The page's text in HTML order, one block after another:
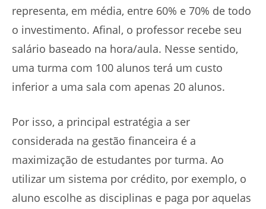
representa, em média, entre 60% e 70% de todo
o investimento. Afinal, o professor recebe seu
salário baseado na hora/aula. Nesse sentido,
uma turma com 100 alunos terá um custo
inferior a uma sala com apenas 20 alunos.
Por isso, a principal estratégia a ser
considerada na gestão financeira é a
maximização de estudantes por turma. Ao
utilizar um sistema por crédito, por exemplo, o
aluno escolhe as disciplinas e paga por aquelas